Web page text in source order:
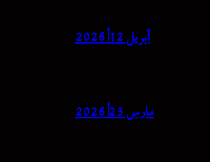
أبريل 12, 2026
مارس 23, 2026